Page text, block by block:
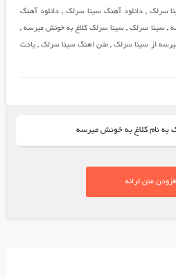
سرلک ,دانلود آهنگ سینا سرلک ,دانلود آهنگ
, سینا سرلک, سینا سرلک کلاغ به خونش میرسه,
از سینا سرلک, متن اهنگ سینا سرلک,یادت
به نام کلاغ به خونش میرسه
متن ترانه